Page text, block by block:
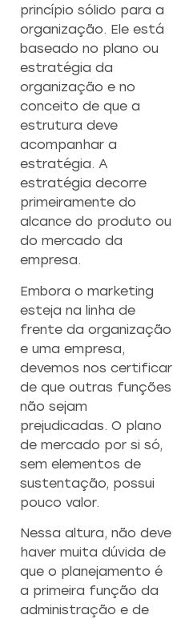
princípio sólido para a
organização. Ele está
baseado no plano ou
estratégia da
organização e no
conceito de que a
estrutura deve
acompanhar a
estratégia. A
estratégia decorre
primeiramente do
alcance do produto ou
do mercado da
empresa.
Embora o marketing
esteja na linha de
frente da organização
e uma empresa,
devemos nos certificar
de que outras funções
não sejam
prejudicadas. O plano
de mercado por si só,
sem elementos de
sustentação, possui
pouco valor.
Nessa altura, não deve
haver muita dúvida de
que o planejamento é
a primeira função da
administração e de